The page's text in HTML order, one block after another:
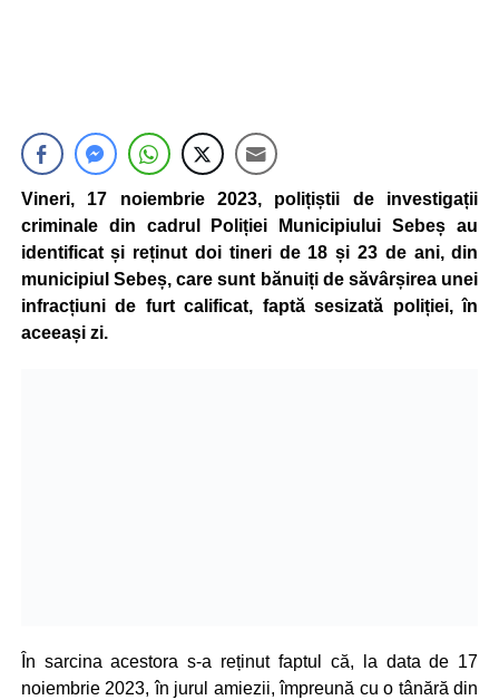
Vineri, 17 noiembrie 2023, polițiștii de investigații
criminale din cadrul Poliției Municipiului Sebeș au
identificat și reținut doi tineri de 18 și 23 de ani, din
municipiul Sebeș, care sunt bănuiți de săvârșirea unei
infracțiuni de furt calificat, faptă sesizată poliției, în
aceeași zi.
În sarcina acestora s-a reținut faptul că, la data de 17
noiembrie 2023, în jurul amiezii, împreună cu o tânără din